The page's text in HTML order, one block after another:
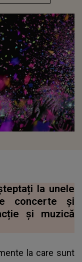
la unele
concerte și
și muzică
la care sunt